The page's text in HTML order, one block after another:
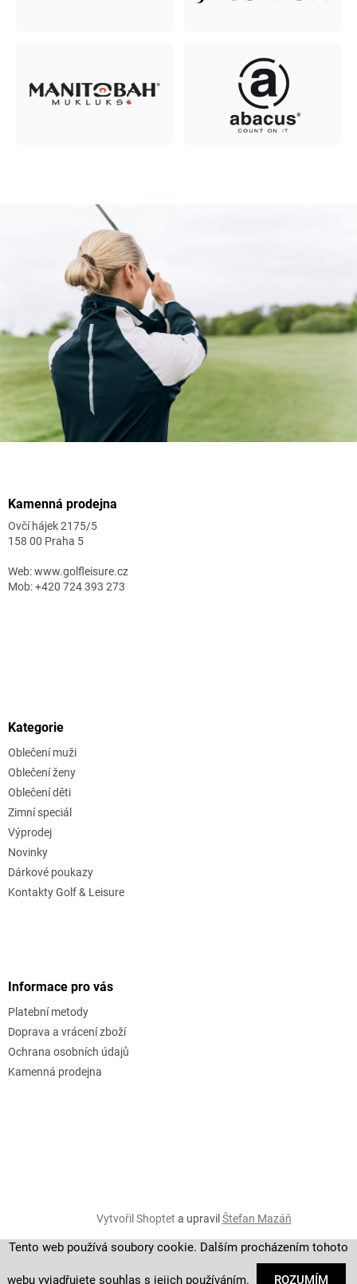
Tento web používá soubory cookie. Dalším procházením tohoto
webu vyjadřujete souhlas s jejich používáním. ROZUMÍM
Kamenná prodejna
Ovčí hájek 2175/5
158 00 Praha 5
Web: www.golfleisure.cz
Mob: +420 724 393 273
Kategorie
Oblečení muži
Oblečení ženy
Oblečení děti
Zimní speciál
Výprodej
Novinky
Dárkové poukazy
Kontakty Golf & Leisure
Informace pro vás
Platební metody
Doprava a vrácení zboží
Ochrana osobních údajů
Kamenná prodejna
Vytvořil Shoptet a upravil Štefan Mazáň
. Všechna práva vyhrazena.